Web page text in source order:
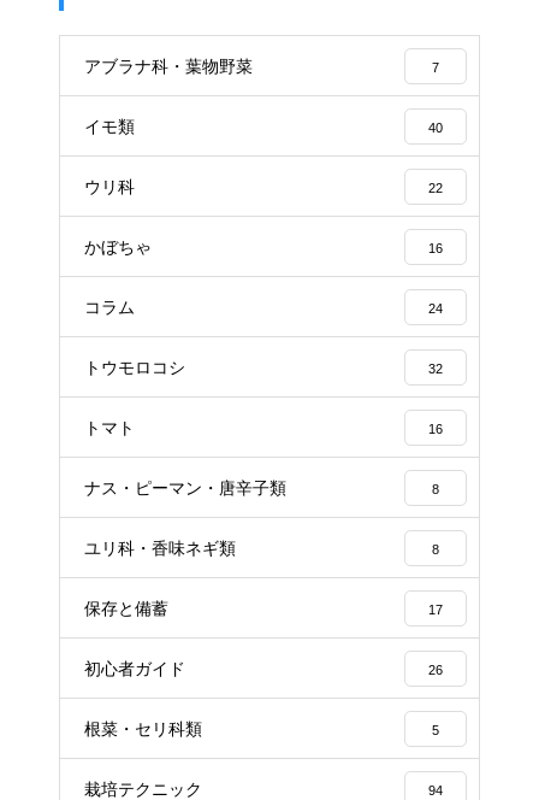
アブラナ科・葉物野菜 7
イモ類 40
ウリ科 22
かぼちゃ 16
コラム 24
トウモロコシ 32
トマト 16
ナス・ピーマン・唐辛子類 8
ユリ科・香味ネギ類 8
保存と備蓄 17
初心者ガイド 26
根菜・セリ科類 5
栽培テクニック 94